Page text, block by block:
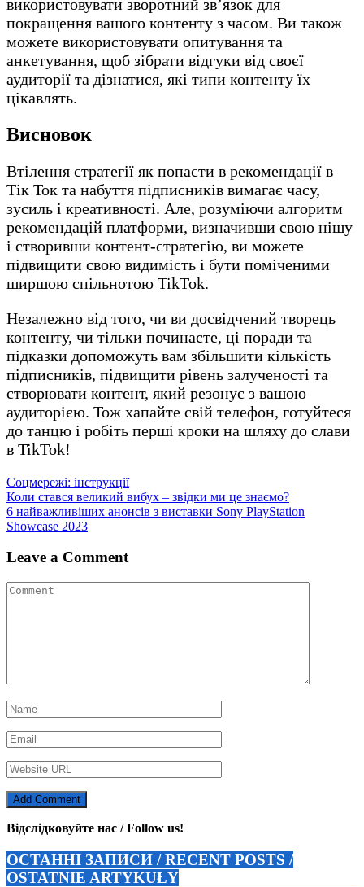
використовувати зворотний зв’язок для
покращення вашого контенту з часом. Ви також
можете використовувати опитування та
анкетування, щоб зібрати відгуки від своєї
аудиторії та дізнатися, які типи контенту їх
цікавлять.
Висновок
Втілення стратегії як попасти в рекомендації в
Тік Ток та набуття підписників вимагає часу,
зусиль і креативності. Але, розуміючи алгоритм
рекомендацій платформи, визначивши свою нішу
і створивши контент-стратегію, ви можете
підвищити свою видимість і бути поміченими
ширшою спільнотою TikTok.
Незалежно від того, чи ви досвідчений творець
контенту, чи тільки починаєте, ці поради та
підказки допоможуть вам збільшити кількість
підписників, підвищити рівень залученості та
створювати контент, який резонує з вашою
аудиторією. Тож хапайте свій телефон, готуйтеся
до танцю і робіть перші кроки на шляху до слави
в TikTok!
Соцмережі: інструкції
Навігація
записів
Коли стався великий вибух – звідки ми це знаємо?
6 найважливіших анонсів з виставки Sony PlayStation
Showcase 2023
Leave a Comment
Відслідковуйте нас / Follow us!
ОСТАННІ ЗАПИСИ / RECENT POSTS /
OSTATNIE ARTYKUŁY